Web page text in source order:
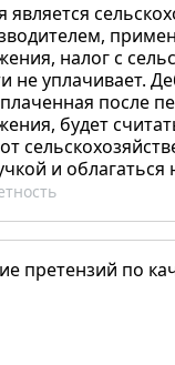
является
налог с
не уплачивает.
после
будет
и
претензий по